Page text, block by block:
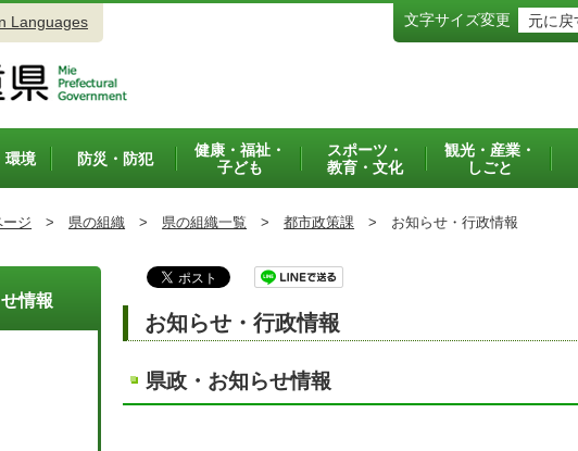
Languages 文字サイズ変更 元に戻
環境 防災・防犯
健康・福祉・
子ども
スポーツ・
教育・文化
観光・産業・
しごと
ージ > 県の組織 > 県の組織一覧 > 都市政策課 > お知らせ・行政情報
お知らせ・行政情報
県政・お知らせ情報
情報